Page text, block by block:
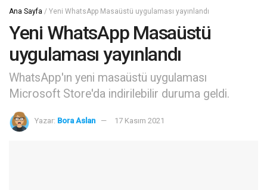
Ana Sayfa / Yeni WhatsApp Masaüstü uygulaması yayınlandı
Yeni WhatsApp Masaüstü
uygulaması yayınlandı
WhatsApp'ın yeni masaüstü uygulaması
Microsoft Store'da indirilebilir duruma geldi.
Yazar: Bora Aslan 17 Kasım 2021